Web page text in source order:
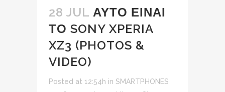
28 JUL ΑΥΤΟ ΕΙΝΑΙ
ΤΟ SONY XPERIA
XZ3 (PHOTOS &
VIDEO)
Posted at 12:54h in SMARTPHONES